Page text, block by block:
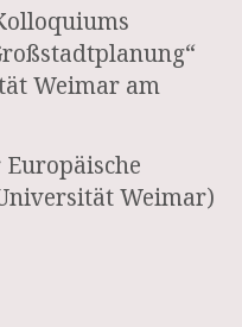
Weimar am
Weimar)